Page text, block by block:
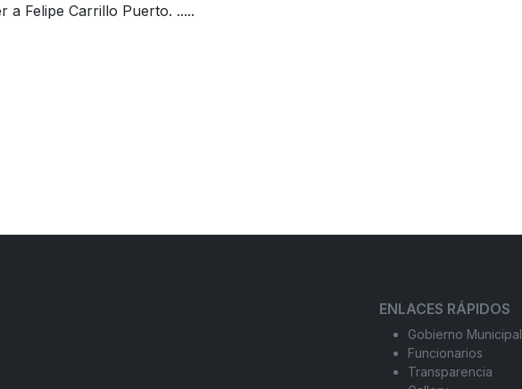
a Felipe Carrillo Puerto. .....
ENLACES RÁPIDOS
Gobierno Municipal
Funcionarios
Transparencia